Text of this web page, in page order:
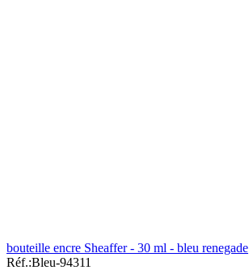
bouteille encre Sheaffer - 30 ml - bleu renegade
Réf.:Bleu-94311